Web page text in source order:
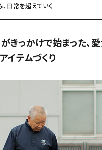
日常を超えていく
きっかけで始まった、
イテムづくり